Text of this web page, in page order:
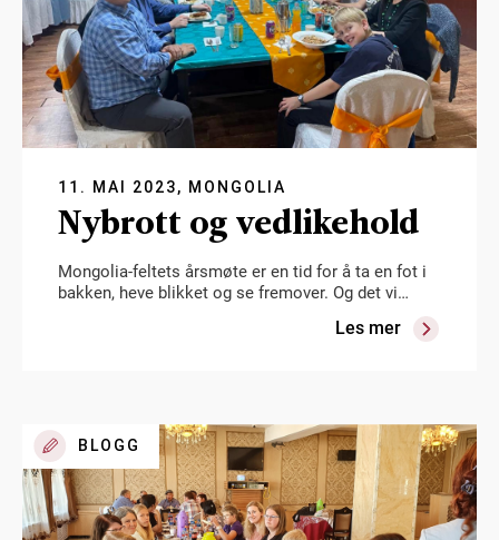
11. MAI 2023, MONGOLIA
Nybrott og vedlikehold
Mongolia-feltets årsmøte er en tid for å ta en fot i
bakken, heve blikket og se fremover. Og det vi…
Les mer
BLOGG